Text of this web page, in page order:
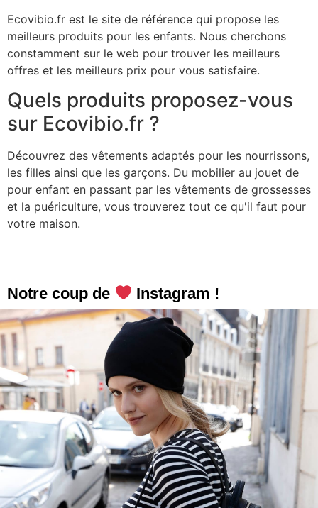
Ecovibio.fr est le site de référence qui propose les
meilleurs produits pour les enfants. Nous cherchons
constamment sur le web pour trouver les meilleurs
offres et les meilleurs prix pour vous satisfaire.
Quels produits proposez-vous
sur Ecovibio.fr ?
Découvrez des vêtements adaptés pour les nourrissons,
les filles ainsi que les garçons. Du mobilier au jouet de
pour enfant en passant par les vêtements de grossesses
et la puériculture, vous trouverez tout ce qu'il faut pour
votre maison.
Notre coup de Instagram !